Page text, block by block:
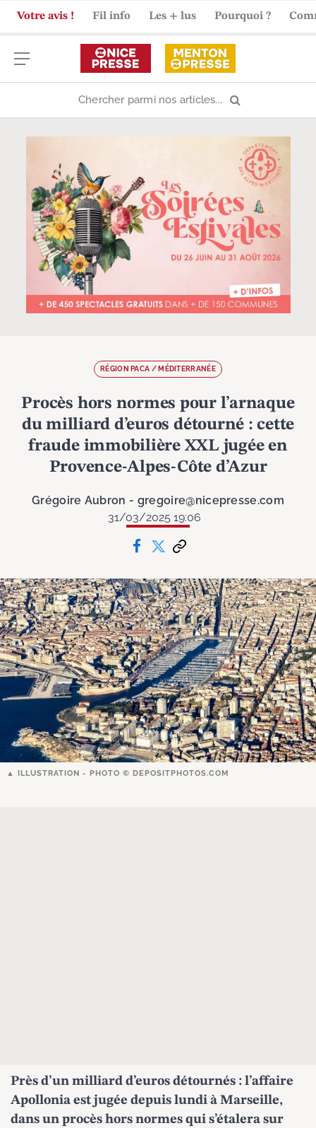
Votre avis ! Fil info Les + lus Pourquoi ?
RÉGION PACA / MÉDITERRANÉE
Procès hors normes pour l’arnaque
du milliard d’euros détourné : cette
fraude immobilière XXL jugée en
Provence-Alpes-Côte d’Azur
Grégoire Aubron - gregoire@nicepresse.com
31/03/2025 19:06
ILLUSTRATION - PHOTO © DEPOSITPHOTOS.COM
Près d’un milliard d’euros détournés : l’affaire
Apollonia est jugée depuis lundi à Marseille,
dans un procès hors normes qui s’étalera sur